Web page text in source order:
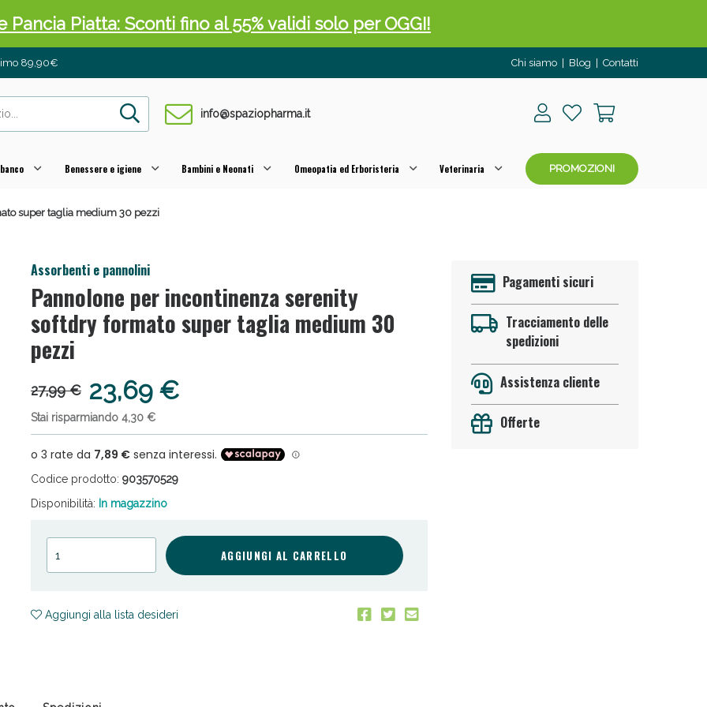
89,90€ Chi siamo Blog Contatti
info@spaziopharma.it
Benessere e igiene Bambini e Neonati Omeopatia ed Erboristeria Veterinaria PROMOZIONI
super taglia medium 30 pezzi
Assorbenti e pannolini
Pannolone per incontinenza serenity
softdry formato super taglia medium 30
pezzi
27,99 € 23,69 €
Stai risparmiando 4,30 €
Codice prodotto: 903570529
Disponibilità: In magazzino
AGGIUNGI AL CARRELLO
Aggiungi alla lista desideri
Pagamenti sicuri
Tracciamento delle
spedizioni
Assistenza cliente
Offerte
Pancia Piatta: Sconti fino al 55% validi solo per OGGI!
e Fanghi: Sconto fino al 40% valido oggi!